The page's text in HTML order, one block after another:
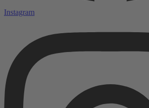
Instagram